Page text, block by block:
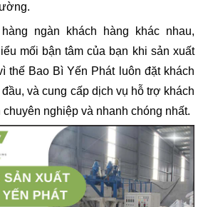
ngàn khách hàng khác nhau,
mối bận tâm của bạn khi sản xuất
thế Bao Bì Yến Phát luôn đặt khách
và cung cấp dịch vụ hỗ trợ khách
chuyên nghiệp và nhanh chóng nhất.